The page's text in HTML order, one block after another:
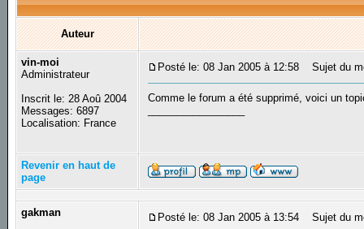
Auteur
vin-moi
Administrateur
Inscrit le: 28 Aoû 2004
Messages: 6897
Localisation: France
Posté le: 08 Jan 2005 à 12:58 Sujet du
Comme le forum a été supprimé, voici un
Revenir en haut de
page
gakman Posté le: 08 Jan 2005 à 13:54 Sujet du